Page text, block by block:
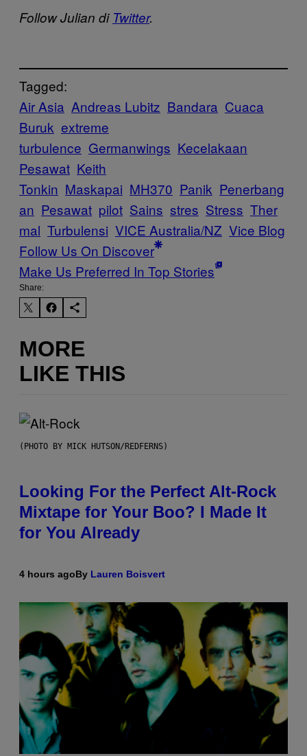
Follow Julian di Twitter.
Tagged:
Air Asia Andreas Lubitz Bandara Cuaca
Buruk extreme
turbulence Germanwings Kecelakaan
Pesawat Keith
Tonkin Maskapai MH370 Panik Penerbang
an Pesawat pilot Sains stres Stress Ther
mal Turbulensi VICE Australia/NZ Vice Blog
Follow Us On Discover
Make Us Preferred In Top Stories
Share:
MORE
LIKE THIS
(PHOTO BY MICK HUTSON/REDFERNS)
Looking For the Perfect Alt-Rock
Mixtape for Your Boo? I Made It
for You Already
4 hours agoBy Lauren Boisvert